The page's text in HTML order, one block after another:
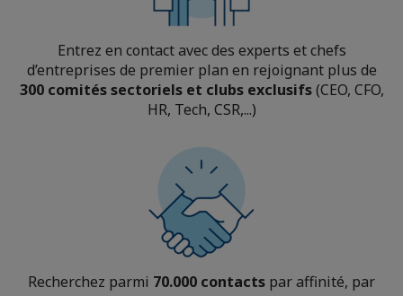
Entrez en contact avec des experts et chefs
d’entreprises de premier plan en rejoignant plus de
300 comités sectoriels et clubs exclusifs(CEO, CFO,
HR, Tech, CSR,...)
Recherchez parmi 70.000 contacts par affinité, par